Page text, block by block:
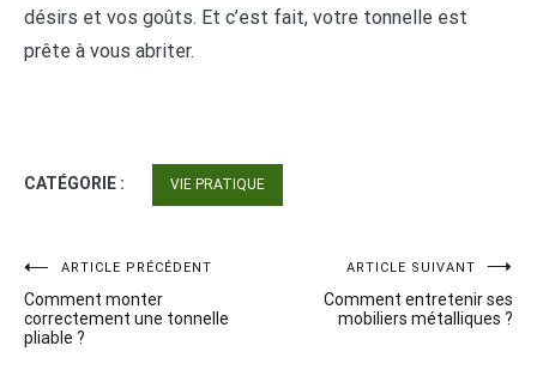
désirs et vos goûts. Et c’est fait, votre tonnelle est
prête à vous abriter.
CATÉGORIE : VIE PRATIQUE
Navigation
de
l’article
ARTICLE PRÉCÉDENT
Comment monter
correctement une tonnelle
pliable ?
ARTICLE SUIVANT
Comment entretenir ses
mobiliers métalliques ?